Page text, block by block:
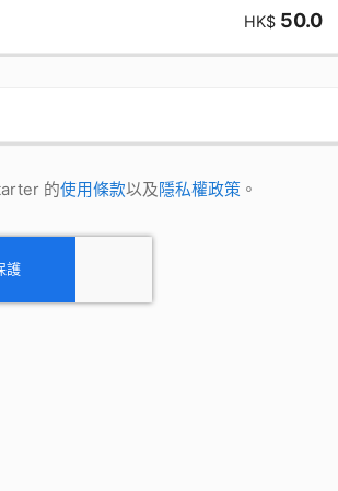
HK$ 50.0
的使用條款以及隱私權政策 。